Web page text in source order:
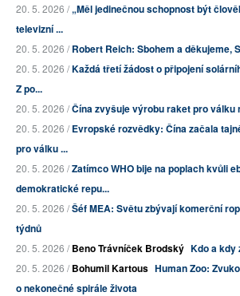
20. 5. 2026 /„Měl jedinečnou schopnost být
televizní ...
20. 5. 2026 /Robert Reich: Sbohem a děkujeme,
20. 5. 2026 /Každá třetí žádost o připojení
Z po...
20. 5. 2026 /Čína zvyšuje výrobu raket pro válku
20. 5. 2026 /Evropské rozvědky: Čína začala
pro válku ...
20. 5. 2026 /Zatímco WHO bije na poplach kvůli
demokratické repu...
20. 5. 2026 /Šéf MEA: Světu zbývají komerční
týdnů
20. 5. 2026 /Beno Trávníček Brodský Kdo a kdy
20. 5. 2026 /Bohumil Kartous Human Zoo:
o nekonečné spirále života